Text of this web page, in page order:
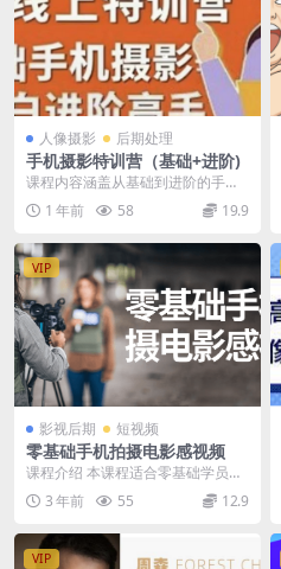
人像摄影 后期处理
手机摄影特训营（基础+进阶)
课程内容涵盖从基础到进阶的手机
摄影拍摄与剪辑技术。视频模块涉
及拍摄经验分享、相机...
1 年前 58 19.9
VIP
影视后期 短视频
零基础手机拍摄电影感视频
课程介绍 本课程适合零基础学员，
旨在教授手机拍摄电影感视频的技
巧。你将学习如何利...
3 年前 55 12.9
VIP